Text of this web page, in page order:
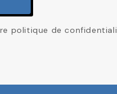
politique de